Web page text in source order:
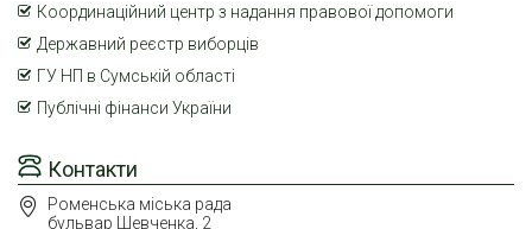
Контакти
Роменська міська рада
бульвар Шевченка, 2
Координаційний центр з надання правової допомоги
Державний реєстр виборців
ГУ НП в Сумській області
Публічні фінанси України